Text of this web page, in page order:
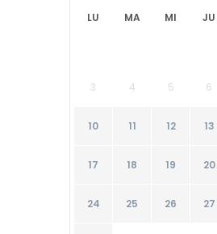
LU MA MI JU
3 4 5 6
10 11 12 13
17 18 19 20
24 25 26 27